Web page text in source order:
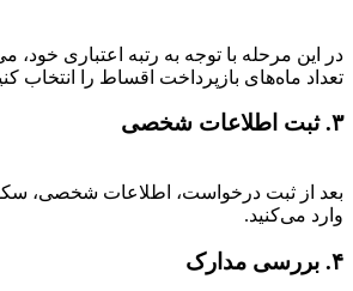
در این مرحله با توجه به رتبه اعتباری خود،
تعداد ماه‌های بازپرداخت اقساط را انتخاب
۳. ثبت اطلاعات شخصی
بعد از ثبت درخواست، اطلاعات شخصی،
وارد می‌کنید.
۴. بررسی مدارک